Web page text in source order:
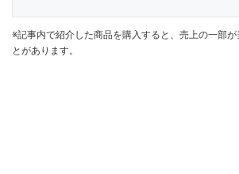
※記事内で紹介した商品を購入すると、売上の一部
とがあります。